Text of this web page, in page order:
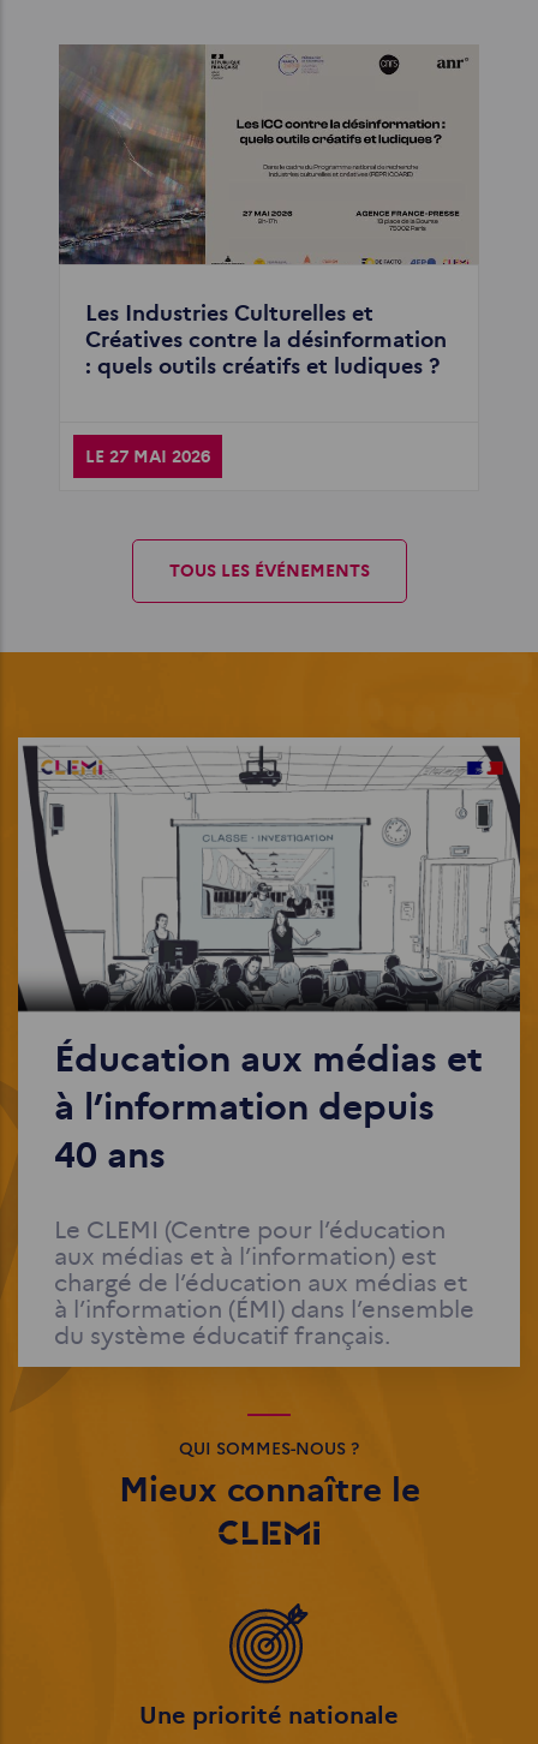
Les Industries Culturelles et
Créatives contre la désinformation
: quels outils créatifs et ludiques ?
LE 27 MAI 2026
TOUS LES ÉVÉNEMENTS
Éducation aux médias et
à l’information depuis
40 ans
Le CLEMI (Centre pour l’éducation
aux médias et à l’information) est
chargé de l’éducation aux médias et
à l’information (ÉMI) dans l’ensemble
du système éducatif français.
QUI SOMMES-NOUS ?
Mieux connaître le
Une priorité nationale